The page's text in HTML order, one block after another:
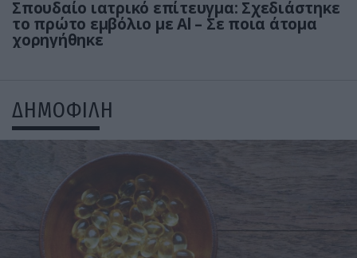
Σπουδαίο ιατρικό επίτευγμα: Σχεδιάστηκε
το πρώτο εμβόλιο με Αl – Σε ποια άτομα
χορηγήθηκε
ΔΗΜΟΦΙΛΗ